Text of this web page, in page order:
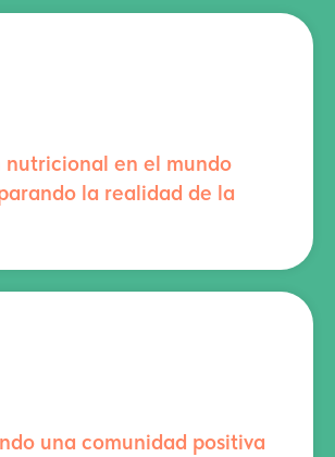
nutricional en el mundo
la realidad de la
una comunidad positiva